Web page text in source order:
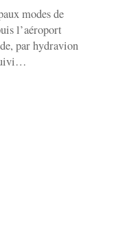
modes de
l’aéroport
par hydravion